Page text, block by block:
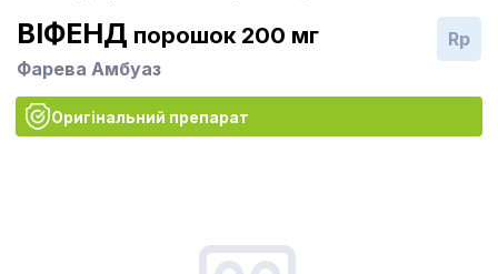
ВІФЕНД порошок 200 мг
Фарева Амбуаз
Rp
Оригінальний препарат